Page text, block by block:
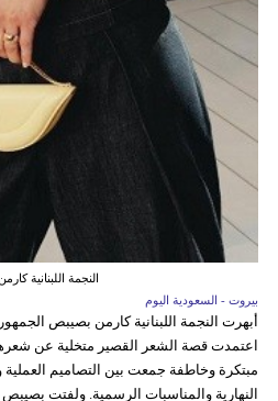
النجمة اللبنانية
بيروت - السعودية اليوم
أبهرت النجمة اللبنانية كارمن بصيبص
اعتمدت قصة الشعر القصير متخلية عن شعرها
مبتكرة وخاطفة جمعت بين التصاميم العملية
النهارية والمناسبات الرسمية. ولفتت بصيبص